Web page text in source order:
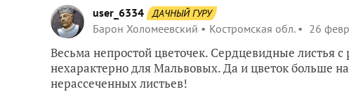
user_6334 ДАЧНЫЙ ГУРУ
Барон Холомеевский Костромская обл. 26
Весьма непростой цветочек. Сердцевидные листья
нехарактерно для Мальвовых. Да и цветок больше
нерассеченных листьев!